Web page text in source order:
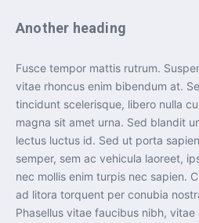
Another heading
Fusce tempor mattis rutrum.
vitae rhoncus enim bibendum at.
tincidunt scelerisque, libero nulla
magna sit amet urna. Sed blandit
lectus luctus id. Sed ut porta
semper, sem ac vehicula laoreet,
nec mollis enim turpis nec sapien.
ad litora torquent per conubia
Phasellus vitae faucibus nibh,